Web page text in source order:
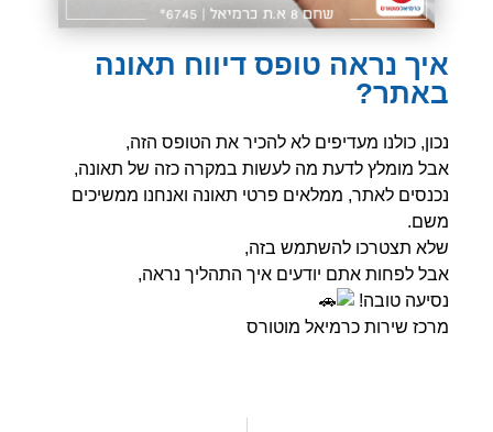
איך נראה טופס דיווח תאונה
באתר?
נכון, כולנו מעדיפים לא להכיר את הטופס הזה,
אבל מומלץ לדעת מה לעשות במקרה כזה של תאונה,
נכנסים לאתר, ממלאים פרטי תאונה ואנחנו ממשיכים
משם.
שלא תצטרכו להשתמש בזה,
אבל לפחות אתם יודעים איך התהליך נראה,
נסיעה טובה!
מרכז שירות כרמיאל מוטורס